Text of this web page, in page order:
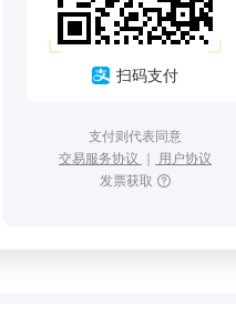
扫码支付
支付则代表同意
交易服务协议 ｜ 用户协议
发票获取